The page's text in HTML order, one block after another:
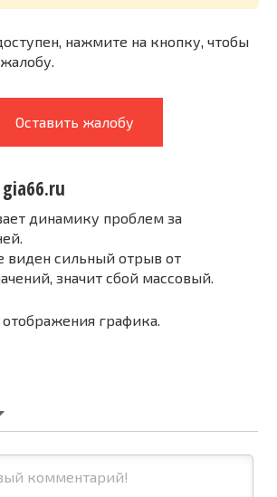
нажмите на кнопку, чтобы
Оставить жалобу
динамику проблем за
виден сильный отрыв от
значит сбой массовый.
графика.